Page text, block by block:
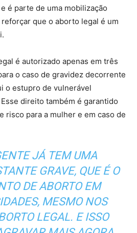
é parte de uma mobilização
que o aborto legal é um
é autorizado apenas em três
o caso de gravidez decorrente
o estupro de vulnerável
direito também é garantido
risco para a mulher e em caso de
JÁ TEM UMA
GRAVE, QUE É O
DE ABORTO EM
MESMO NOS
LEGAL. E ISSO